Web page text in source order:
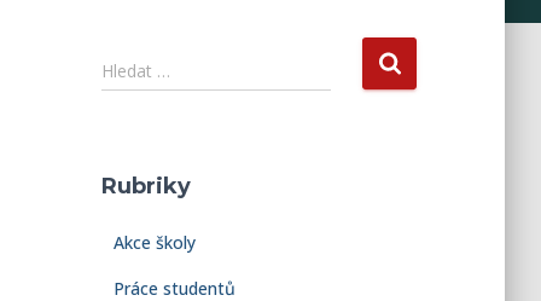
V
y
d
Hledat …
Rubriky
Akce školy
Práce studentů